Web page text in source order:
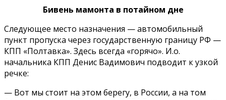
Бивень мамонта в потайном дне
Следующее место назначения — автомобильный
пункт пропуска через государственную границу РФ —
КПП «Полтавка». Здесь всегда «горячо». И.о.
начальника КПП Денис Вадимович подводит к узкой
речке:
— Вот мы стоит на этом берегу, в России, а на том